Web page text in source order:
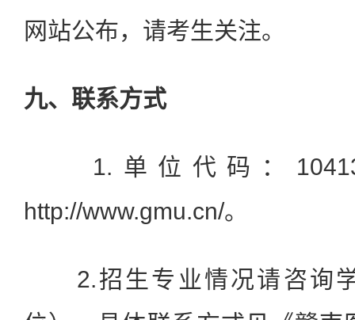
网站公布，请考生关注。
九、联系方式
1.单位代码：
http://www.gmu.cn/。
2.招生专业情况请咨询学